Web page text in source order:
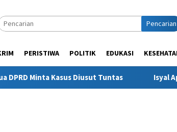
Pencarian
PERISTIWA POLITIK EDUKASI
Diusut Tuntas Isyal Aprisal Pemuda